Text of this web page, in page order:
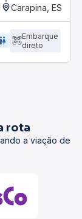
Carapina, ES
wc
Embarque
direto
rota
a viação de